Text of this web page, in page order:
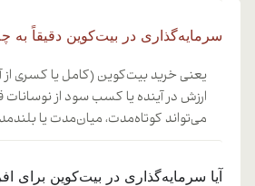
سرمایه‌گذاری در بیت‌کوین دقیقاً به
یعنی خرید بیت‌کوین (کامل یا کسری از
ارزش در آینده یا کسب سود از نوسانات
می‌تواند کوتاه‌مدت، میان‌مدت یا
آیا سرمایه‌گذاری در بیت‌کوین برای